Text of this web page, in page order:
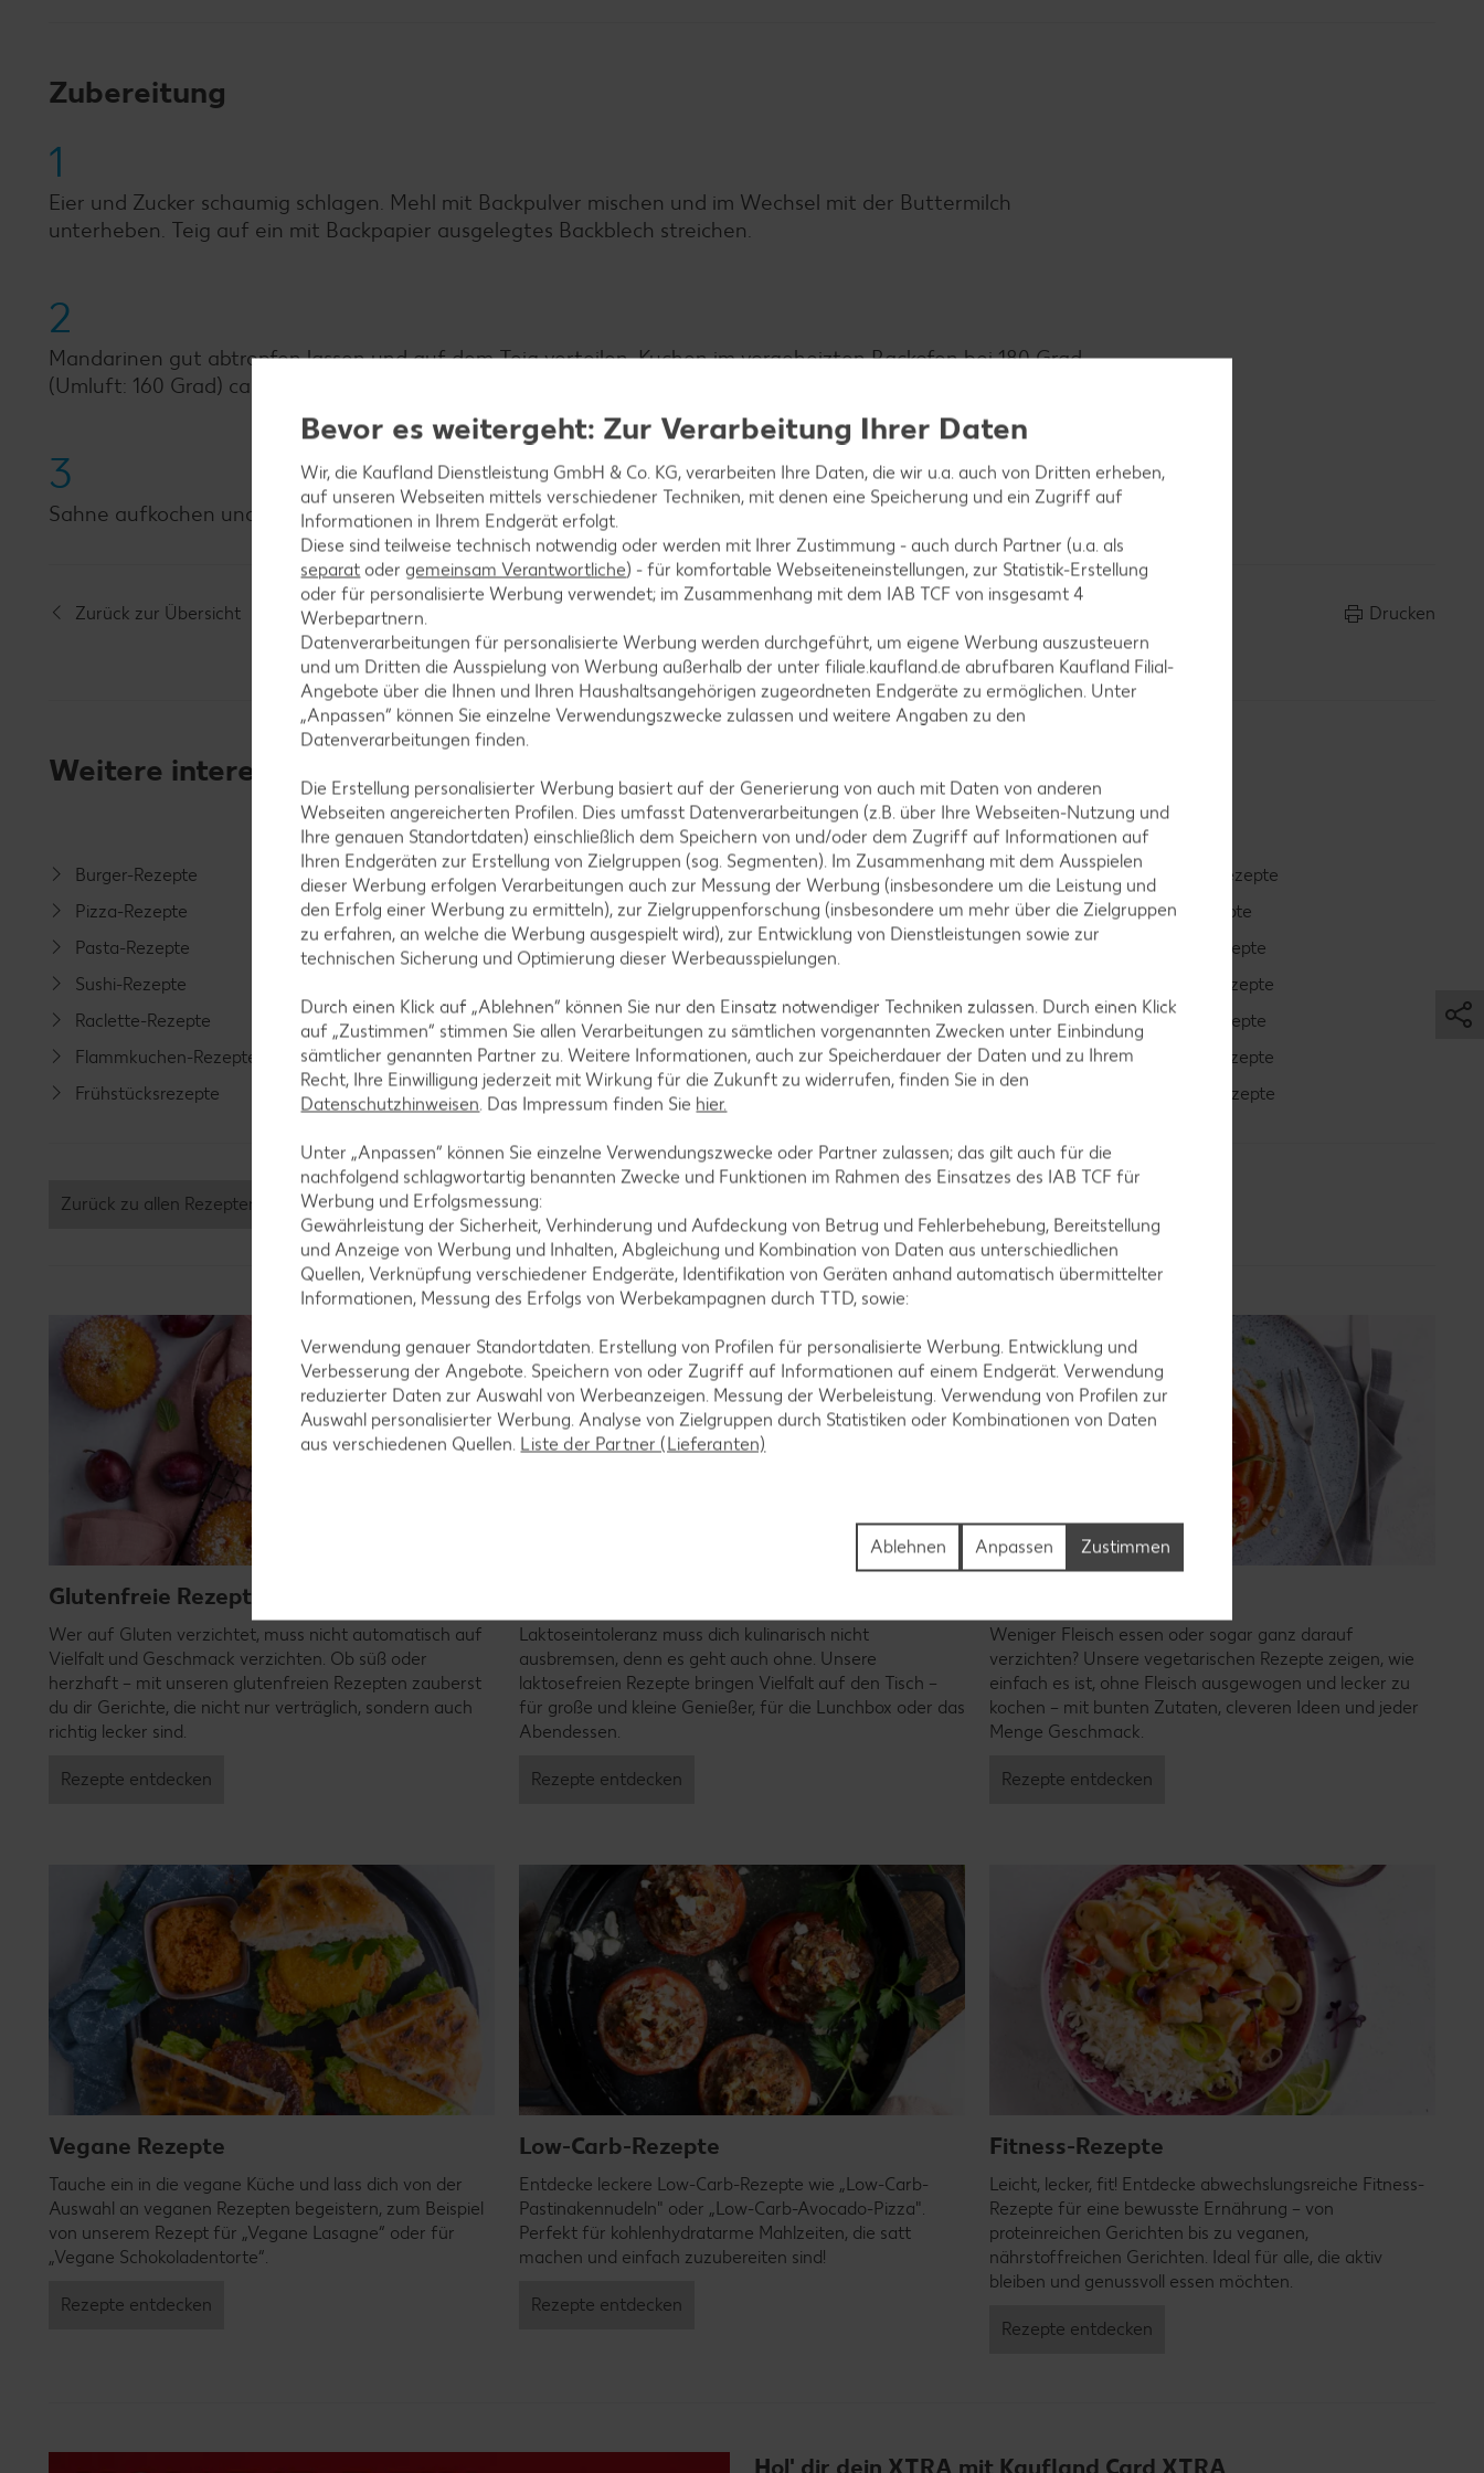
Zubereitung
1
Eier und Zucker schaumig schlagen. Mehl mit Backpulver mischen und im Wechsel mit der Buttermilch
unterheben. Teig auf ein mit Backpapier ausgelegtes Backblech streichen.
2
Mandarinen gut abtropfen lassen und auf dem Teig verteilen. Kuchen im vorgeheizten Backofen bei 180 Grad
(Umluft: 160 Grad) ca. 30 Minuten backen.
3
Sahne aufkochen und den noch heißen Kuchen damit übergießen.
Zurück zur Übersicht Drucken
Weitere interessante Rezeptkategorien
Burger-Rezepte
Pizza-Rezepte
Pasta-Rezepte
Sushi-Rezepte
Raclette-Rezepte
Flammkuchen-Rezepte
Frühstücksrezepte
Salat-Rezepte
Spargel-Rezepte
Fleisch-Rezepte
Geflügel-Rezepte
Lamm-Rezepte
Grill-Rezepte
Muffin-Rezepte
Apfelkuchen-Rezepte
Schokokuchen-Rezepte
Eis-Rezepte
Pfannkuchen-Rezepte
Plätzchen-Rezepte
Smoothie-Rezepte
Bowle-Rezepte
Cocktail-Rezepte
Avocado-Rezepte
Erdbeer-Rezepte
Blaubeer-Rezepte
Bananen-Rezepte
Zurück zu allen Rezepten
Glutenfreie Rezepte
Wer auf Gluten verzichtet, muss nicht automatisch auf
Vielfalt und Geschmack verzichten. Ob süß oder
herzhaft – mit unseren glutenfreien Rezepten zauberst
du dir Gerichte, die nicht nur verträglich, sondern auch
richtig lecker sind.
Rezepte entdecken
Laktoseintoleranz muss dich kulinarisch nicht
ausbremsen, denn es geht auch ohne. Unsere
laktosefreien Rezepte bringen Vielfalt auf den Tisch –
für große und kleine Genießer, für die Lunchbox oder das
Abendessen.
Rezepte entdecken
Weniger Fleisch essen oder sogar ganz darauf
verzichten? Unsere vegetarischen Rezepte zeigen, wie
einfach es ist, ohne Fleisch ausgewogen und lecker zu
kochen – mit bunten Zutaten, cleveren Ideen und jeder
Menge Geschmack.
Rezepte entdecken
Vegane Rezepte
Tauche ein in die vegane Küche und lass dich von der
Auswahl an veganen Rezepten begeistern, zum Beispiel
von unserem Rezept für „Vegane Lasagne“ oder für
„Vegane Schokoladentorte“.
Rezepte entdecken
Low-Carb-Rezepte
Entdecke leckere Low-Carb-Rezepte wie „Low-Carb-
Pastinakennudeln" oder „Low-Carb-Avocado-Pizza".
Perfekt für kohlenhydratarme Mahlzeiten, die satt
machen und einfach zuzubereiten sind!
Rezepte entdecken
Fitness-Rezepte
Leicht, lecker, fit! Entdecke abwechslungsreiche Fitness-
Rezepte für eine bewusste Ernährung – von
proteinreichen Gerichten bis zu veganen,
nährstoffreichen Gerichten. Ideal für alle, die aktiv
bleiben und genussvoll essen möchten.
Rezepte entdecken
Hol' dir dein XTRA mit Kaufland Card XTRA
Bevor es weitergeht: Zur Verarbeitung Ihrer Daten
Wir, die Kaufland Dienstleistung GmbH & Co. KG, verarbeiten Ihre Daten, die wir u.a. auch von Dritten erheben,
auf unseren Webseiten mittels verschiedener Techniken, mit denen eine Speicherung und ein Zugriff auf
Informationen in Ihrem Endgerät erfolgt.
Diese sind teilweise technisch notwendig oder werden mit Ihrer Zustimmung - auch durch Partner (u.a. als
separat oder gemeinsam Verantwortliche) - für komfortable Webseiteneinstellungen, zur Statistik-Erstellung
oder für personalisierte Werbung verwendet; im Zusammenhang mit dem IAB TCF von insgesamt4
Werbepartnern.
Datenverarbeitungen für personalisierte Werbung werden durchgeführt, um eigene Werbung auszusteuern
und um Dritten die Ausspielung von Werbung außerhalb der unter filiale.kaufland.de abrufbaren Kaufland Filial-
Angebote über die Ihnen und Ihren Haushaltsangehörigen zugeordneten Endgeräte zu ermöglichen. Unter
„Anpassen“ können Sie einzelne Verwendungszwecke zulassen und weitere Angaben zu den
Datenverarbeitungen finden.
Die Erstellung personalisierter Werbung basiert auf der Generierung von auch mit Daten von anderen
Webseiten angereicherten Profilen. Dies umfasst Datenverarbeitungen (z.B. über Ihre Webseiten-Nutzung und
Ihre genauen Standortdaten) einschließlich dem Speichern von und/oder dem Zugriff auf Informationen auf
Ihren Endgeräten zur Erstellung von Zielgruppen (sog. Segmenten). Im Zusammenhang mit dem Ausspielen
dieser Werbung erfolgen Verarbeitungen auch zur Messung der Werbung (insbesondere um die Leistung und
den Erfolg einer Werbung zu ermitteln), zur Zielgruppenforschung (insbesondere um mehr über die Zielgruppen
zu erfahren, an welche die Werbung ausgespielt wird), zur Entwicklung von Dienstleistungen sowie zur
technischen Sicherung und Optimierung dieser Werbeausspielungen.
Durch einen Klick auf „Ablehnen“ können Sie nur den Einsatz notwendiger Techniken zulassen. Durch einen Klick
auf „Zustimmen“ stimmen Sie allen Verarbeitungen zu sämtlichen vorgenannten Zwecken unter Einbindung
sämtlicher genannten Partner zu. Weitere Informationen, auch zur Speicherdauer der Daten und zu Ihrem
Recht, Ihre Einwilligung jederzeit mit Wirkung für die Zukunft zu widerrufen, finden Sie in den
Datenschutzhinweisen. Das Impressum finden Sie hier.
Unter „Anpassen“ können Sie einzelne Verwendungszwecke oder Partner zulassen; das gilt auch für die
nachfolgend schlagwortartig benannten Zwecke und Funktionen im Rahmen des Einsatzes des IAB TCF für
Werbung und Erfolgsmessung:
Gewährleistung der Sicherheit, Verhinderung und Aufdeckung von Betrug und Fehlerbehebung, Bereitstellung
und Anzeige von Werbung und Inhalten, Abgleichung und Kombination von Daten aus unterschiedlichen
Quellen, Verknüpfung verschiedener Endgeräte, Identifikation von Geräten anhand automatisch übermittelter
Informationen, Messung des Erfolgs von Werbekampagnen durch TTD, sowie:
Verwendung genauer Standortdaten. Erstellung von Profilen für personalisierte Werbung. Entwicklung und
Verbesserung der Angebote. Speichern von oder Zugriff auf Informationen auf einem Endgerät. Verwendung
reduzierter Daten zur Auswahl von Werbeanzeigen. Messung der Werbeleistung. Verwendung von Profilen zur
Auswahl personalisierter Werbung. Analyse von Zielgruppen durch Statistiken oder Kombinationen von Daten
aus verschiedenen Quellen. Liste der Partner (Lieferanten)
Zustimmen
Anpassen
Ablehnen